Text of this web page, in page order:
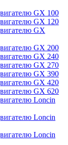
GX 100
GX 120
GX
GX 200
GX 240
GX 270
GX 390
GX 420
GX 620
Loncin
Loncin
Loncin